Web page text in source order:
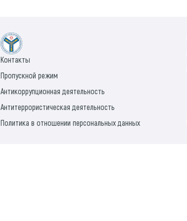
Контакты
Пропускной режим
Антикоррупционная деятельность
Антитеррористическая деятельность
Политика в отношении персональных данных